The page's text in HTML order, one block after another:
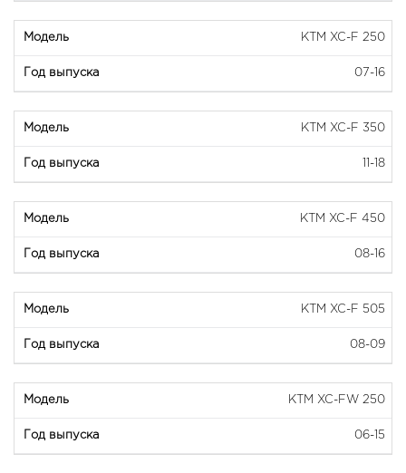
KTM XC-F 250
07-16
KTM XC-F 350
11-18
KTM XC-F 450
08-16
KTM XC-F 505
08-09
KTM XC-FW 250
06-15